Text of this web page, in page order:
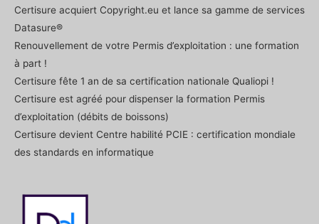
Certisure acquiert Copyright.eu et lance sa gamme de services
Datasure®
Renouvellement de votre Permis d’exploitation : une formation
à part !
Certisure fête 1 an de sa certification nationale Qualiopi !
Certisure est agréé pour dispenser la formation Permis
d’exploitation (débits de boissons)
Certisure devient Centre habilité PCIE : certification mondiale
des standards en informatique